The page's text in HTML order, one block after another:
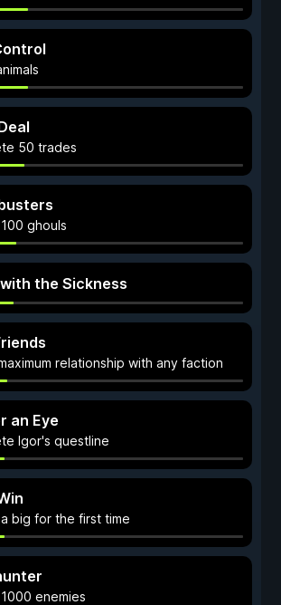
50 trades
ghouls
the Sickness
relationship with any faction
an Eye
Igor's questline
big for the first time
enemies